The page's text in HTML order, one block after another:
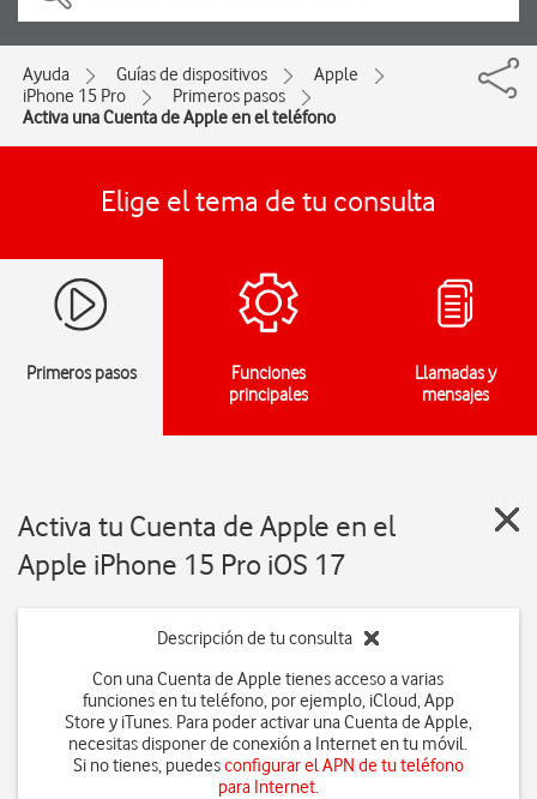
Ayuda Guías de dispositivos
Apple
iPhone 15 Pro
Primeros pasos
Activa una Cuenta de Apple en el teléfono
Elige el tema de tu consulta
Primeros pasos
Funciones
principales
Llamadas y
mensajes
Activa tu Cuenta de Apple en el
Apple iPhone 15 Pro iOS 17
Descripción de tu consulta
Con una Cuenta de Apple tienes acceso a varias
funciones en tu teléfono, por ejemplo, iCloud, App
Store y iTunes. Para poder activar una Cuenta de Apple,
necesitas disponer de conexión a Internet en tu móvil.
Si no tienes, puedesconfigurar el APN de tu teléfono
para Internet.